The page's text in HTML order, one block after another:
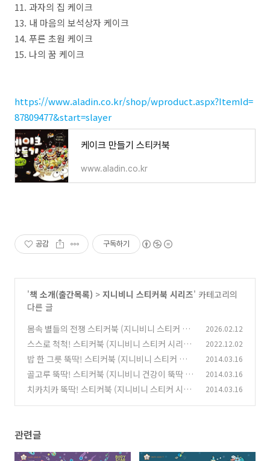
11. 과자의 집 케이크
13. 내 마음의 보석상자 케이크
14. 푸른 초원 케이크
15. 나의 꿈 케이크
https://www.aladin.co.kr/shop/wproduct.aspx?ItemId=
87809477&start=slayer
케이크 만들기 스티커북
www.aladin.co.kr
공감 구독하기
'책 소개(출간목록) > 지니비니 스티커북 시리즈' 카테고리의
다른 글
몸속 별들의 전쟁 스티커북 (지니비니 스티커 시
리즈 8)
(0)
2026.02.12
스스로 척척! 스티커북 (지니비니 스티커 시리즈
07) (0)
2022.12.02
밥 한 그릇 뚝딱! 스티커북 (지니비니 스티커 시리
즈 01) (0)
2014.03.16
골고루 뚝딱! 스티커북 (지니비니 건강이 뚝딱 스
티커 02) (0)
2014.03.16
치카치카 뚝딱! 스티커북 (지니비니 스티커 시리
2014.03.16
관련글